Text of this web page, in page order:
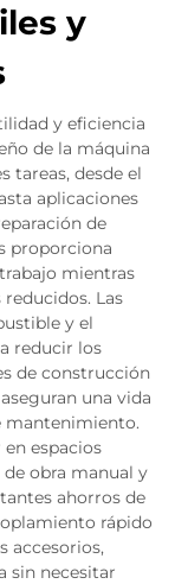
y
y eficiencia
de la máquina
tareas, desde el
aplicaciones
de
proporciona
mientras
Las
y el
reducir los
de construcción
una vida
mantenimiento.
espacios
obra manual y
ahorros de
rápido
accesorios,
sin necesitar